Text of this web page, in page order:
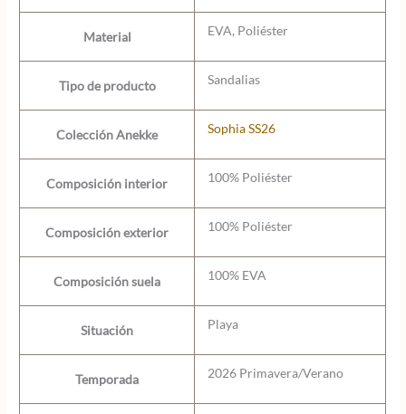
Material EVA, Poliéster
Tipo de producto Sandalias
Colección Anekke Sophia SS26
Composición interior 100% Poliéster
Composición exterior 100% Poliéster
Composición suela 100% EVA
Situación Playa
Temporada 2026 Primavera/Verano